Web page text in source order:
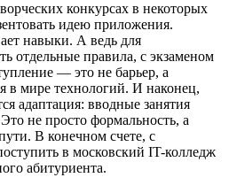
конкурсах в некоторых
идею приложения.
навыки. А ведь для
отдельные правила, с экзаменом
— это не барьер, а
в мире технологий. И наконец,
адаптация: вводные занятия
не просто формальность, а
В конечном счете, с
в московский IT-колледж
абитуриента.